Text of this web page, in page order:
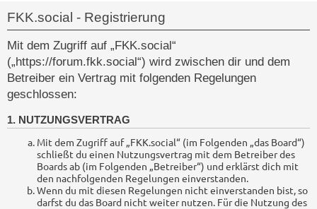
FKK.social - Registrierung
Mit dem Zugriff auf „FKK.social“
(„https://forum.fkk.social“) wird zwischen dir und dem
Betreiber ein Vertrag mit folgenden Regelungen
geschlossen:
1. NUTZUNGSVERTRAG
Mit dem Zugriff auf „FKK.social“ (im Folgenden „das Board“)
schließt du einen Nutzungsvertrag mit dem Betreiber des
Boards ab (im Folgenden „Betreiber“) und erklärst dich mit
den nachfolgenden Regelungen einverstanden.
Wenn du mit diesen Regelungen nicht einverstanden bist, so
darfst du das Board nicht weiter nutzen. Für die Nutzung des